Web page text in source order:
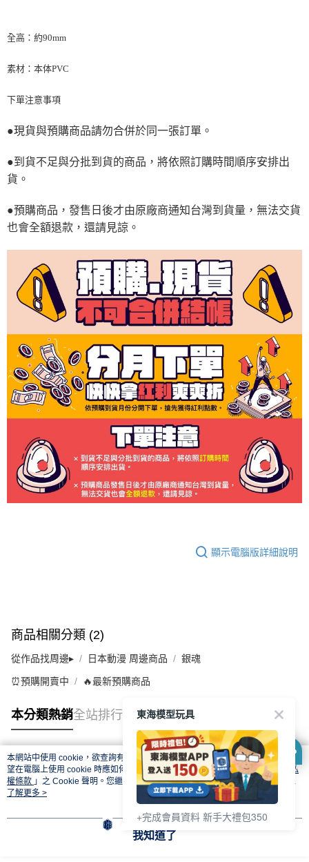
全高：約90mm
素材：本体PVC
下單注意事項
●現貨與預購商品請勿合併於同一張訂單。
●到貨不足與分批到貨的商品，將依照訂購時間順序安排出
貨。
●預購商品，發售日後才由原廠商通知台灣到貨量，無法交貨
也會全額退款，還請見諒。
顯示電腦版詳細說明
商品相關分類 (2)
從作品找周邊▸ 日本動漫 周邊商品 銀魂
⏰預購開賣中 🔥最新預購商品
本分類熱銷全站排行
熱門標籤
本網站中使用 cookie，欲查詢有關本網站使用 cookie 方式之詳情，及若您不希
望在電腦上使用 cookie 時應如何變更電腦的 cookie 設定，請參閱本網站「
隱私
權條款 」之 Cookie 聲明。您繼續使用本網站即表示您同意本公司得按本網站使
用條款之 Cookie 聲明使用 cookie。
了解更多 >
我知道了
東海模型玩具
+完成會員資料 新手大禮包350